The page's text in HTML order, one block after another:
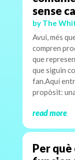
sense
by The
Avui, més
compren
que
que siguin
fan.Aquí
propòsit:
read more
Per